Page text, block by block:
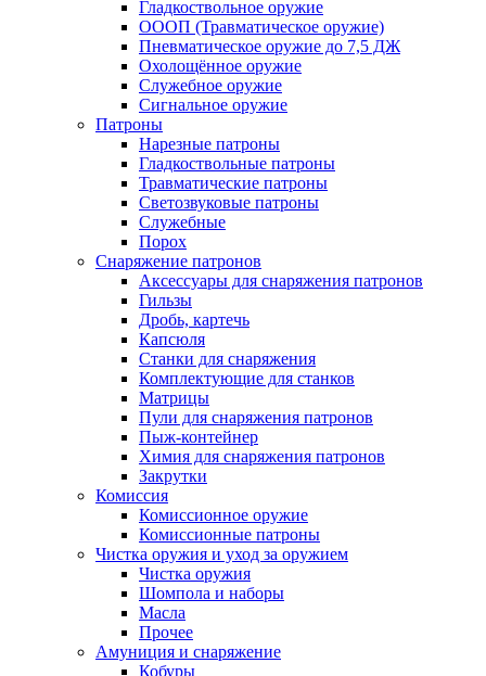
Гладкоствольное оружие
ОООП (Травматическое оружие)
Пневматическое оружие до 7,5 ДЖ
Охолощённое оружие
Служебное оружие
Сигнальное оружие
Патроны
Нарезные патроны
Гладкоствольные патроны
Травматические патроны
Светозвуковые патроны
Служебные
Порох
Снаряжение патронов
Аксессуары для снаряжения патронов
Гильзы
Дробь, картечь
Капсюля
Станки для снаряжения
Комплектующие для станков
Матрицы
Пули для снаряжения патронов
Пыж-контейнер
Химия для снаряжения патронов
Закрутки
Комиссия
Комиссионное оружие
Комиссионные патроны
Чистка оружия и уход за оружием
Чистка оружия
Шомпола и наборы
Масла
Прочее
Амуниция и снаряжение
Кобуры